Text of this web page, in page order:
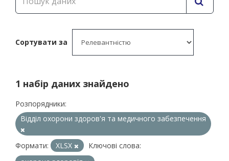
Сортувати за
1 набір даних знайдено
Розпорядники:
Відділ охорони здоров'я та медичного забезпечення
Формати: XLSX
Ключові слова: